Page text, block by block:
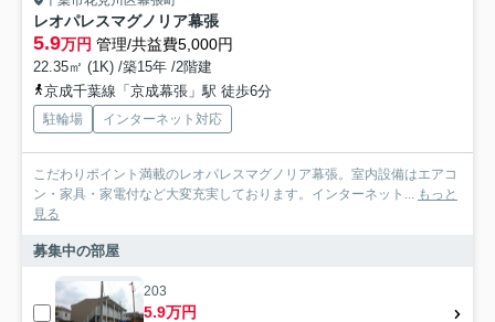
レオパレスマグノリア幕張
5.9万円 管理/共益費5,000円
22.35㎡ (1K) /築15年 /2階建
京成千葉線「京成幕張」駅 徒歩6分
駐輪場 インターネット対応
こだわりポイント満載のレオパレスマグノリア幕張。室内設備はエアコ
ン・家具・家電付など大変充実しております。インターネット...
もっと
見る
募集中の部屋
203
5.9万円